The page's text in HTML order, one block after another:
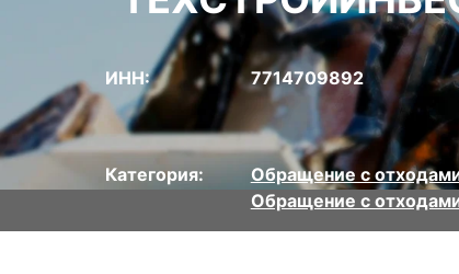
ИНН: 7714709892
Категория: Обращение с
Обращение с